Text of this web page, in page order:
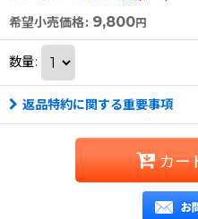
希望小売価格: 9,800円
数量:
返品特約に関する重要事項
カー